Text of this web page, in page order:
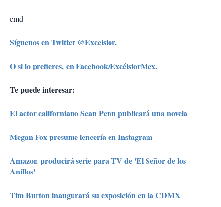
cmd
Síguenos en Twitter @Excelsior.
O si lo prefieres, en Facebook/ExcélsiorMex.
Te puede interesar:
El actor californiano Sean Penn publicará una novela
Megan Fox presume lencería en Instagram
Amazon producirá serie para TV de 'El Señor de los
Anillos'
Tim Burton inaugurará su exposición en la CDMX